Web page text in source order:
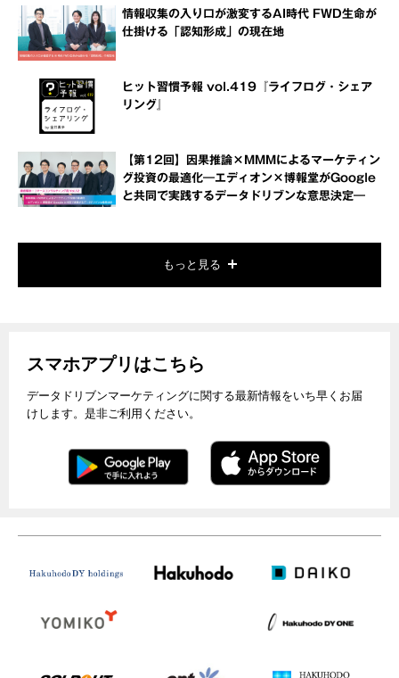
情報収集の入り口が激変するAI時代 FWD生命が
仕掛ける「認知形成」の現在地
ヒット習慣予報 vol.419『ライフログ・シェア
リング』
【第12回】因果推論×MMMによるマーケティン
グ投資の最適化―エディオン×博報堂がGoogle
と共同で実践するデータドリブンな意思決定―
もっと見る
スマホアプリはこちら
データドリブンマーケティングに関する最新情報をいち早くお届
けします。是非ご利用ください。